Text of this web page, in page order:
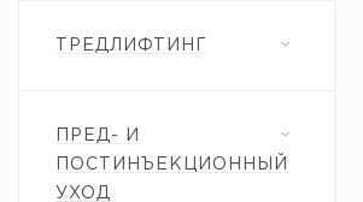
ТРЕДЛИФТИНГ
ПРЕД- И
ПОСТИНЪЕКЦИОННЫЙ
УХОД